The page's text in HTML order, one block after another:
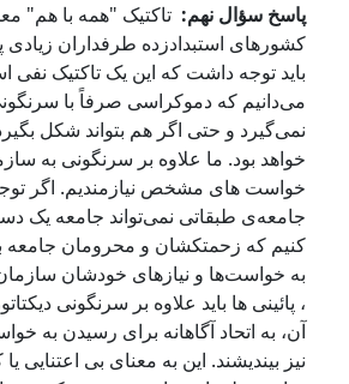
پاسخ سؤال نهم:تاکتیک "همه با هم"
کشورهای استبداد‌زده طرفداران زیادی
باید توجه داشت که این یک تاکتیک نفی
می‌دانیم که دموکراسی صرفاً با
نمی‌گیرد و حتی اگر هم بتواند شکل
خواهد بود. ما علاوه بر سرنگونی به
خواست های مشخص نیازمندیم. اگر توجه
جامعه‌ی طبقاتی نمی‌تواند جامعه یک دستی
کنیم که زحمتکشان و محرومان جامعه
به خواست‌ها و نیازهای خودشان سازمان
، پائینی ها باید علاوه بر سرنگونی
آن، به اتحاد آگاهانه برای رسیدن به
نیز بیندیشند. این به معنای بی اعتنایی یا